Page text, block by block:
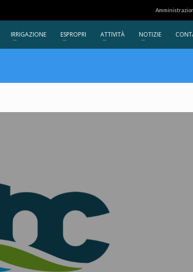
IRRIGAZIONE ESPROPRI ATTIVITÀ NOTIZIE